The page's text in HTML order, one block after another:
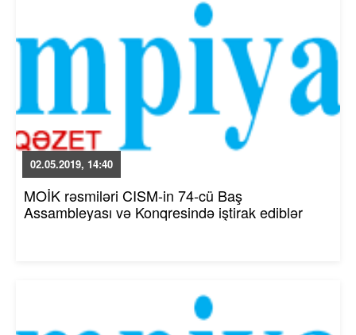
02.05.2019, 14:40
MOİK rəsmiləri CISM-in 74-cü Baş
Assambleyası və Konqresində iştirak ediblər